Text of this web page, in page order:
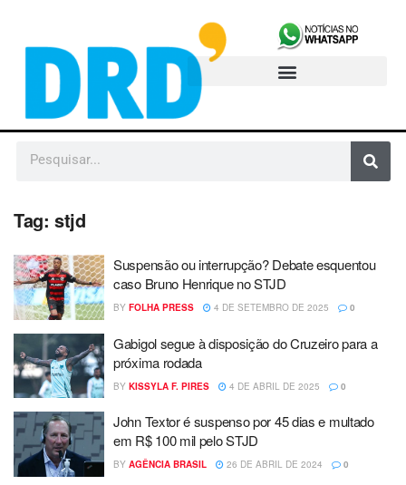
Tag: stjd
Suspensão ou interrupção? Debate esquentou
caso Bruno Henrique no STJD
BY FOLHA PRESS 4 DE SETEMBRO DE 2025 0
Gabigol segue à disposição do Cruzeiro para a
próxima rodada
BY KISSYLA F. PIRES 4 DE ABRIL DE 2025 0
John Textor é suspenso por 45 dias e multado
em R$ 100 mil pelo STJD
BY AGÊNCIA BRASIL 26 DE ABRIL DE 2024 0